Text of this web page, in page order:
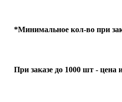
*Минимальное кол-во при
При заказе до 1000 шт - цена